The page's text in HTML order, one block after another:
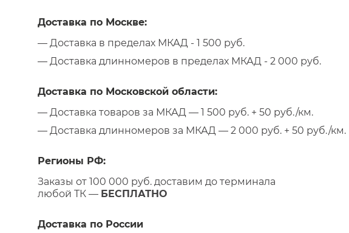
Доставка по Москве:
— Доставка в пределах МКАД - 1 500 руб.
— Доставка длинномеров в пределах МКАД - 2 000 руб.
Доставка по Московской области:
— Доставка товаров за МКАД — 1 500 руб. + 50 руб./км.
— Доставка длинномеров за МКАД — 2 000 руб. + 50 руб./км.
Регионы РФ:
Заказы от 100 000 руб. доставим до терминала
любой ТК — БЕСПЛАТНО
Доставка по России